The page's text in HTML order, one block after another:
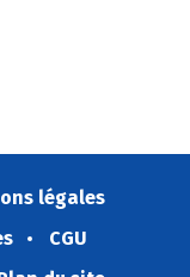
légales
CGU